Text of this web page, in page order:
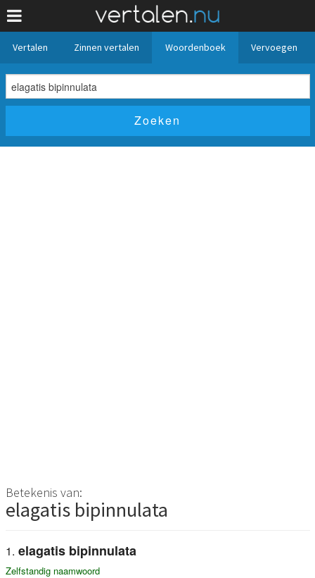
Vertalen Zinnen vertalen Woordenboek Vervoegen
Betekenis van:
elagatis bipinnulata
elagatis bipinnulata
Zelfstandig naamwoord